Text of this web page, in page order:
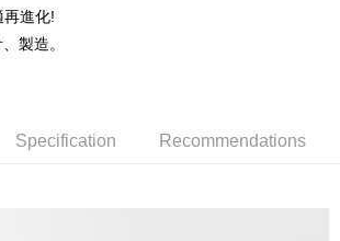
on orders of NT$1,500 or more
最多"3~4天"。建議選全家。
shipping on orders of NT$1,500 or more
再進化!
製造。
Specification Recommendations